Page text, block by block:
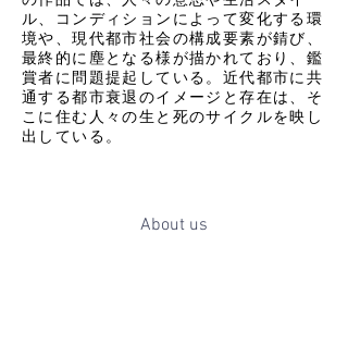
ル、コンディションによって変化する環
境や、現代都市社会の構成要素が錆び、
最終的に塵となる様が描かれており、鑑
賞者に問題提起している。近代都市に共
通する都市衰退のイメージと存在は、そ
こに住む人々の生と死のサイクルを映し
出している。
About us